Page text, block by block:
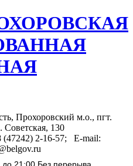
Прохоровский м.о., пгт.
Советская, 130
(47242) 2-16-57; E-mail: